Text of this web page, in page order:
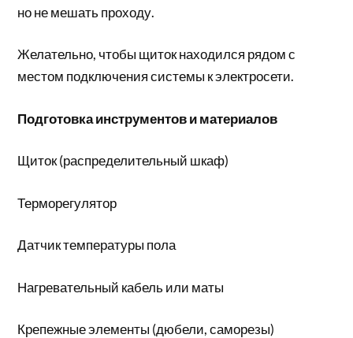
но не мешать проходу.
Желательно, чтобы щиток находился рядом с
местом подключения системы к электросети.
Подготовка инструментов и материалов
Щиток (распределительный шкаф)
Терморегулятор
Датчик температуры пола
Нагревательный кабель или маты
Крепежные элементы (дюбели, саморезы)